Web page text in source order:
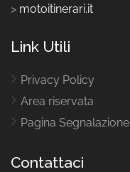
> motoitinerari.it
Link Utili
Privacy Policy
Area riservata
Pagina Segnalazione
Contattaci